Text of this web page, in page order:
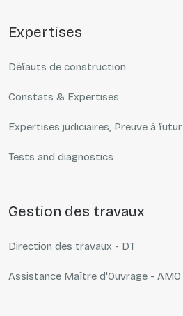
expertises
Défauts de construction
Constats & Expertises
Expertises judiciaires, Preuve à futur
Tests and diagnostics
gestion des travaux
Direction des travaux - DT
Assistance Maître d'Ouvrage - AMO